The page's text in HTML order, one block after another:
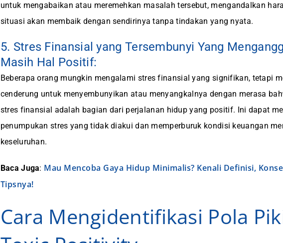
untuk mengabaikan atau meremehkan masalah tersebut, mengandalkan
situasi akan membaik dengan sendirinya tanpa tindakan yang nyata.
5. Stres Finansial yang Tersembunyi Yang
Masih Hal Positif:
Beberapa orang mungkin mengalami stres finansial yang signifikan, tetapi
cenderung untuk menyembunyikan atau menyangkalnya dengan merasa
stres finansial adalah bagian dari perjalanan hidup yang positif. Ini dapat
penumpukan stres yang tidak diakui dan memperburuk kondisi keuangan
keseluruhan.
Baca Juga: Mau Mencoba Gaya Hidup Minimalis? Kenali Definisi,
Tipsnya!
Cara Mengidentifikasi Pola